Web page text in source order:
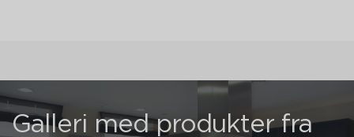
Galleri med produkter fra